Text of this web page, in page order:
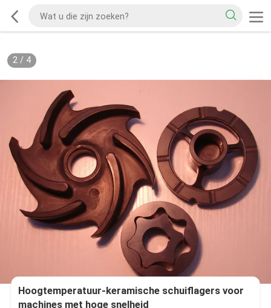
2/ 4
Hoogtemperatuur-keramische schuiflagers voor
machines met hoge snelheid